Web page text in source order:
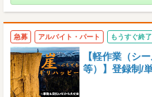
急募 アルバイト・パート もうすぐ終了
【軽作業（シ
等）】登録制/